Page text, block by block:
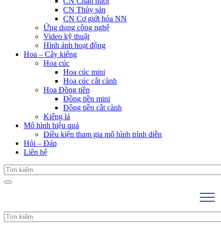
CN Thủy sản
CN Cơ giới hóa NN
Ứng dụng công nghệ
Video kỹ thuật
Hình ảnh hoạt động
Hoa – Cây kiểng
Hoa cúc
Hoa cúc mini
Hoa cúc cắt cành
Hoa Đồng tiền
Đồng tiền mini
Đồng tiền cắt cành
Kiểng lá
Mô hình hiệu quả
Điều kiện tham gia mô hình trình diễn
Hỏi – Đáp
Liên hệ